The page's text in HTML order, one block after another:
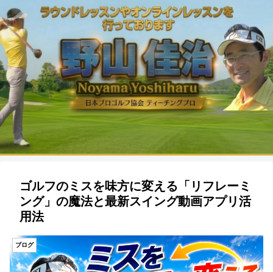
ゴルフのミスを味方に変える「リフレーミ
ング」の魔法と最新スイング動画アプリ活
用法
ブログ